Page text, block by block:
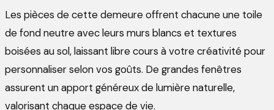
Les pièces de cette demeure offrent chacune une toile
de fond neutre avec leurs murs blancs et textures
boisées au sol, laissant libre cours à votre créativité pour
personnaliser selon vos goûts. De grandes fenêtres
assurent un apport généreux de lumière naturelle,
valorisant chaque espace de vie.